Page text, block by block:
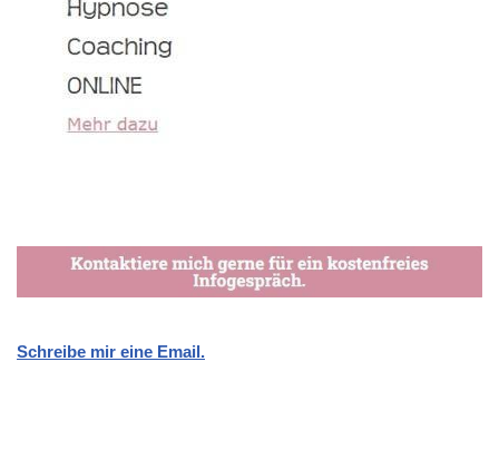
Schreibe mir eine Email.